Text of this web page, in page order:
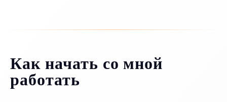
Как начать со мной
работать